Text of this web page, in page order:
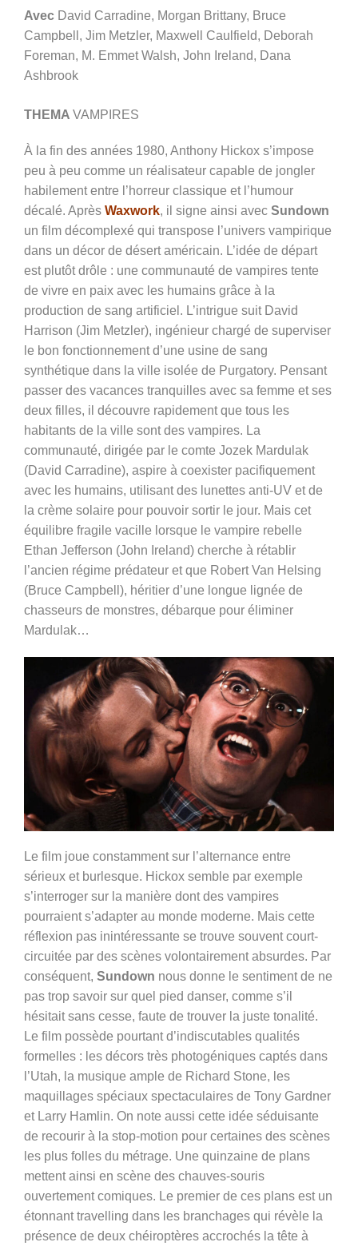
Avec David Carradine, Morgan Brittany, Bruce
Campbell, Jim Metzler, Maxwell Caulfield, Deborah
Foreman, M. Emmet Walsh, John Ireland, Dana
Ashbrook
THEMA VAMPIRES
À la fin des années 1980, Anthony Hickox s’impose
peu à peu comme un réalisateur capable de jongler
habilement entre l’horreur classique et l’humour
décalé. Après Waxwork, il signe ainsi avec Sundown
un film décomplexé qui transpose l’univers vampirique
dans un décor de désert américain. L’idée de départ
est plutôt drôle : une communauté de vampires tente
de vivre en paix avec les humains grâce à la
production de sang artificiel. L’intrigue suit David
Harrison (Jim Metzler), ingénieur chargé de superviser
le bon fonctionnement d’une usine de sang
synthétique dans la ville isolée de Purgatory. Pensant
passer des vacances tranquilles avec sa femme et ses
deux filles, il découvre rapidement que tous les
habitants de la ville sont des vampires. La
communauté, dirigée par le comte Jozek Mardulak
(David Carradine), aspire à coexister pacifiquement
avec les humains, utilisant des lunettes anti-UV et de
la crème solaire pour pouvoir sortir le jour. Mais cet
équilibre fragile vacille lorsque le vampire rebelle
Ethan Jefferson (John Ireland) cherche à rétablir
l’ancien régime prédateur et que Robert Van Helsing
(Bruce Campbell), héritier d’une longue lignée de
chasseurs de monstres, débarque pour éliminer
Mardulak…
Le film joue constamment sur l’alternance entre
sérieux et burlesque. Hickox semble par exemple
s’interroger sur la manière dont des vampires
pourraient s’adapter au monde moderne. Mais cette
réflexion pas inintéressante se trouve souvent court-
circuitée par des scènes volontairement absurdes. Par
conséquent, Sundown nous donne le sentiment de ne
pas trop savoir sur quel pied danser, comme s’il
hésitait sans cesse, faute de trouver la juste tonalité.
Le film possède pourtant d’indiscutables qualités
formelles : les décors très photogéniques captés dans
l’Utah, la musique ample de Richard Stone, les
maquillages spéciaux spectaculaires de Tony Gardner
et Larry Hamlin. On note aussi cette idée séduisante
de recourir à la stop-motion pour certaines des scènes
les plus folles du métrage. Une quinzaine de plans
mettent ainsi en scène des chauves-souris
ouvertement comiques. Le premier de ces plans est un
étonnant travelling dans les branchages qui révèle la
présence de deux chéiroptères accrochés la tête à